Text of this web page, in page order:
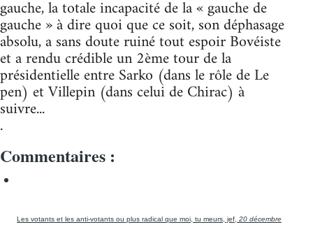
gauche, la totale incapacité de la « gauche de
gauche » à dire quoi que ce soit, son déphasage
absolu, a sans doute ruiné tout espoir Bovéiste
et a rendu crédible un 2ème tour de la
présidentielle entre Sarko (dans le rôle de Le
pen) et Villepin (dans celui de Chirac) à
suivre...
.
Commentaires :
Les votants et les anti-votants ou plus radical que moi, tu meurs, jef, 20 décembre